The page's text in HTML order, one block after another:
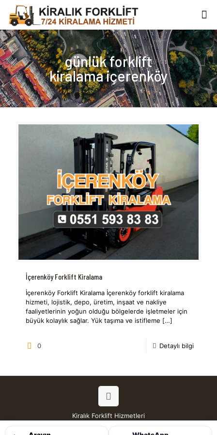
günlük forklift
kiralama içerenköy
İçerenköy Forklift Kiralama
İçerenköy Forklift Kiralama İçerenköy forklift kiralama
hizmeti, lojistik, depo, üretim, inşaat ve nakliye
faaliyetlerinin yoğun olduğu bölgelerde işletmeler için
büyük kolaylık sağlar. Yük taşıma ve istifleme […]
0 Detaylı bilgi
Kiralık Forklift Hizmetleri
Tüm Hakları Saklıdır © 2026